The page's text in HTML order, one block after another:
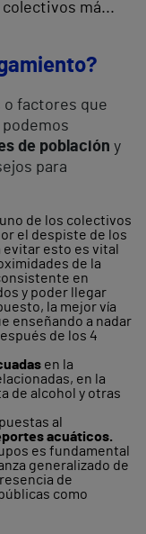
colectivos má...
o factores que
de población y
para
de los colectivos
el despiste de los
esto es vital
de la
en
y poder llegar
la mejor vía
enseñando a nadar
de los 4
en la
en la
de alcohol y otras
al
acuáticos.
es fundamental
generalizado de
de
como